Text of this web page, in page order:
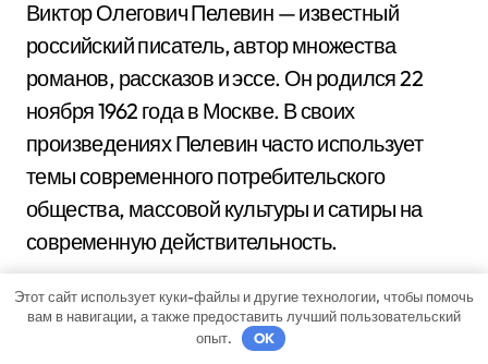
Виктор Олегович Пелевин — известный
российский писатель, автор множества
романов, рассказов и эссе. Он родился 22
ноября 1962 года в Москве. В своих
произведениях Пелевин часто использует
темы современного потребительского
общества, массовой культуры и сатиры на
современную действительность.
Какое образование имеет Виктор
Этот сайт использует куки-файлы и другие технологии, чтобы помочь
вам в навигации, а также предоставить лучший пользовательский
опыт.
OK